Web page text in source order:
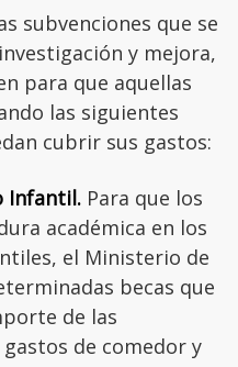
subvenciones que se
y mejora,
para que aquellas
las siguientes
cubrir sus gastos:
Infantil. Para que los
académica en los
el Ministerio de
becas que
de las
de comedor y